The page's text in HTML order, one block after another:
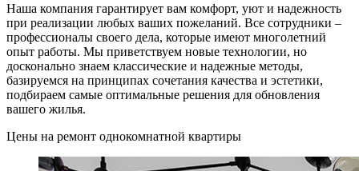
Наша компания гарантирует вам комфорт, уют и надежность
при реализации любых ваших пожеланий. Все сотрудники –
профессионалы своего дела, которые имеют многолетний
опыт работы. Мы приветствуем новые технологии, но
досконально знаем классические и надежные методы,
базируемся на принципах сочетания качества и эстетики,
подбираем самые оптимальные решения для обновления
вашего жилья.
Цены на ремонт однокомнатной квартиры